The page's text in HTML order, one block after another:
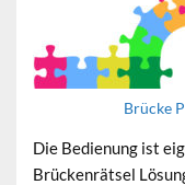
Brücke
Die Bedienung ist
Brückenrätsel